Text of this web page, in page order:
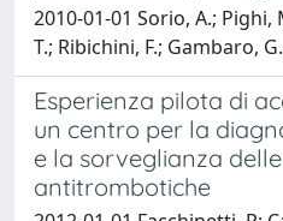
2010-01-01 Sorio, A.; Pighi,
T.; Ribichini, F.; Gambaro,
Esperienza pilota di
un centro per la
e la sorveglianza
antitrombotiche